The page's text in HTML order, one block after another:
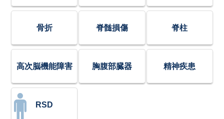
骨折 脊髄損傷 脊柱
高次脳機能障害 胸腹部臓器 精神疾患
RSD